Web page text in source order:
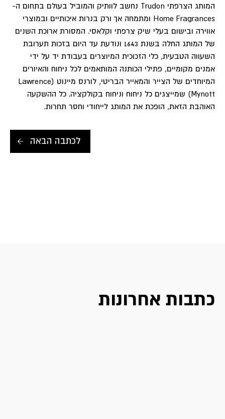
המותג הצרפתי Trudon נחשב לוותיק והמוביל בעולם בתחום ה-
Home Fragrances ומתמחה אך ורק בנרות איכותיים ובמוצרי
אווירה ובישום בעלי שיק צרפתי וקלאסי. המסורת ארוכת השנים
של המותג החלה בשנת 1643 ונודעת עד היום בזכות תערובת
השעווה הטבעית, כלי הזכוכית המיוצרים בעבודת יד על ידי
אמנים מקומיים, פתילי הכותנה המותאמים לכל ניחוח והאיורים
המיוחדים של הצייר והמאייר הבריטי, לורנס מיינוט (Lawrence
Mynott) שמייצגים כל ניחוח וניחוח בקולקציה. כל ההשקעה
האוהבת הזאת, הופכת את המותג לייחודי וחסר תחרות.
לכתבה הבאה
כתבות אחרונות